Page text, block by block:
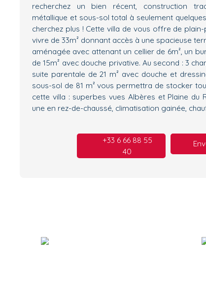
recherchez un bien récent, construction
métallique et sous-sol total à seulement
cherchez plus ! Cette villa de vous offre de
vivre de 33m² donnant accès à une spacieuse
aménagée avec attenant un cellier de 6m², un
de 15m² avec douche privative. Au second : 3
suite parentale de 21 m² avec douche et
sous-sol de 81 m² vous permettra de stocker
cette villa : superbes vues Albères et Plaine du
une en rez-de-chaussé, climatisation gainée,
+33 6 66 88 55
40